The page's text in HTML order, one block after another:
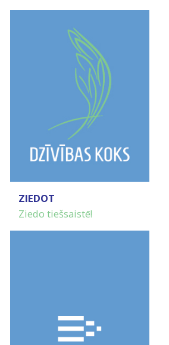
ZIEDOT
Ziedo tiešsaistē!